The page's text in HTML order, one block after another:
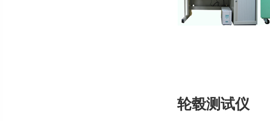
轮毂测试仪